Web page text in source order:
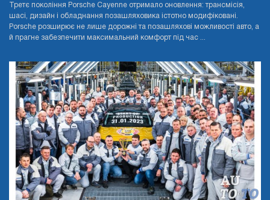
Третє покоління Porsche Cayenne отримало оновлення: трансмісія,
шасі, дизайн і обладнання позашляховика істотно модифіковані.
Porsche розширює не лише дорожні та позашляхові можливості авто, а
й прагне забезпечити максимальний комфорт під час ...